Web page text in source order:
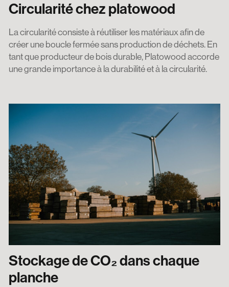
Circularité chez platowood
La circularité consiste à réutiliser les matériaux afin de
créer une boucle fermée sans production de déchets. En
tant que producteur de bois durable, Platowood accorde
une grande importance à la durabilité et à la circularité.
Stockage de CO₂ dans chaque
planche